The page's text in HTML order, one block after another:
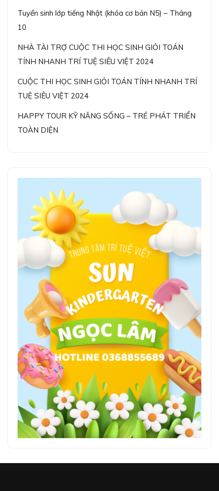
Tuyển sinh lớp tiếng Nhật (khóa cơ bản N5) – Tháng
10
NHÀ TÀI TRỢ CUỘC THI HỌC SINH GIỎI TOÁN
TÍNH NHANH TRÍ TUỆ SIÊU VIỆT 2024
CUỘC THI HỌC SINH GIỎI TOÁN TÍNH NHANH TRÍ
TUỆ SIÊU VIỆT 2024
HAPPY TOUR KỸ NĂNG SỐNG – TRẺ PHÁT TRIỂN
TOÀN DIỆN